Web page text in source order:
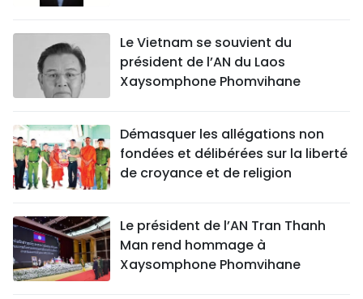
Le Vietnam se souvient du
président de l’AN du Laos
Xaysomphone Phomvihane
Démasquer les allégations non
fondées et délibérées sur la liberté
de croyance et de religion
Le président de l’AN Tran Thanh
Man rend hommage à
Xaysomphone Phomvihane